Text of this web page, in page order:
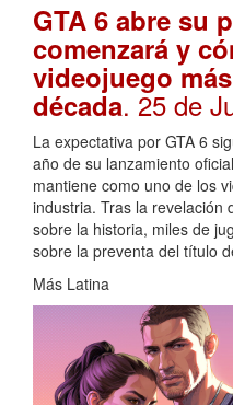
GTA 6 abre su
comenzará y
videojuego
década. 25 de
La expectativa por GTA 6
año de su lanzamiento
mantiene como uno de los
industria. Tras la revelación
sobre la historia, miles de
sobre la preventa del título
Más Latina